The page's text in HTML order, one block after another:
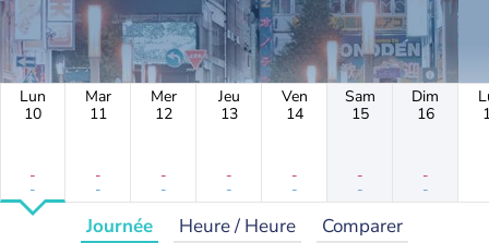
Lun
10
-
-
Mar
11
-
-
Mer
12
-
-
Jeu
13
-
-
Ven
14
-
-
Sam
15
-
-
Dim
16
-
-
Journée Heure / Heure Comparer